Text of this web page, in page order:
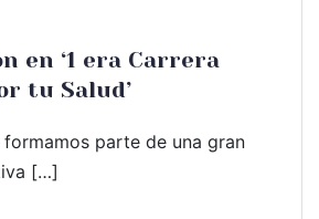
en ‘1 era Carrera
tu Salud’
formamos parte de una gran
[…]